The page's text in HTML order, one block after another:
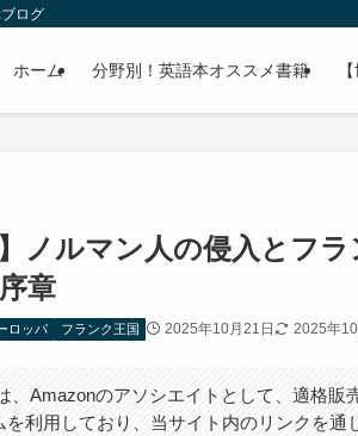
ログ
ホーム 分野別！英語本オススメ書籍
ノルマン人の侵入とフ
章
ロッパ フランク王国 2025年10月21日 2025年
、Amazonのアソシエイトとして、適格販
利用しており、当サイト内のリンクを